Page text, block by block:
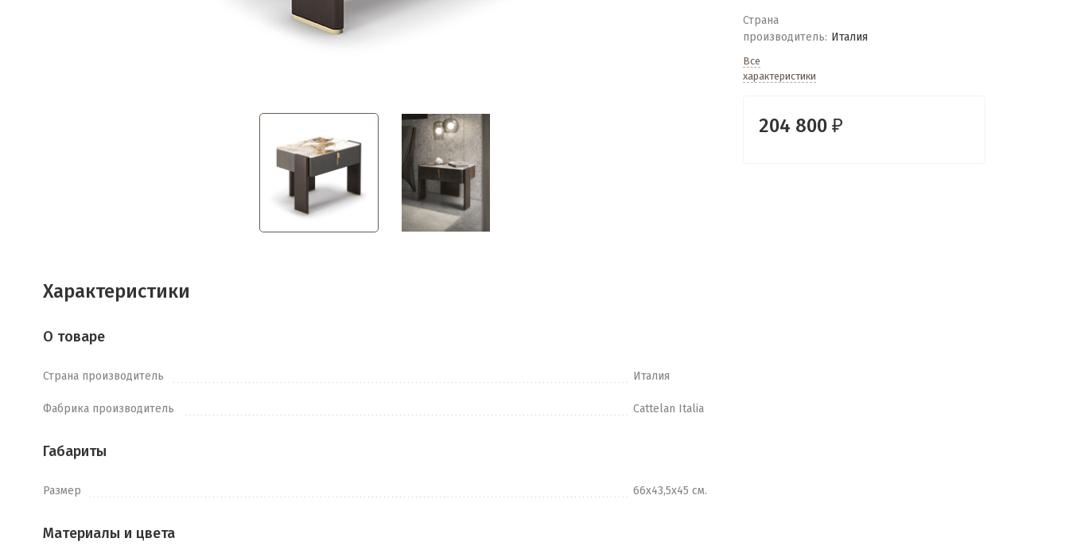
Страна
производитель: Италия
Все
характеристики
204 800 ₽
Характеристики
О товаре
Страна производитель Италия
Фабрика производитель Cattelan Italia
Габариты
Размер 66х43,5х45 см.
Материалы и цвета